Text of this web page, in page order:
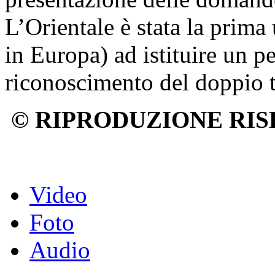
L’Orientale è stata la
in Europa) ad istituire un
riconoscimento del
© RIPRODUZIONE
Video
Foto
Audio